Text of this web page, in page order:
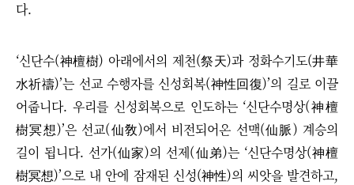
다.
‘신단수(神檀樹) 아래에서의 제천(祭天)과 정화수기도(井華
水祈禱)’는 선교 수행자를 신성회복(神性回復)’의 길로 이끌
어줍니다. 우리를 신성회복으로 인도하는 ‘신단수명상(神檀
樹冥想)’은 선교(仙敎)에서 비전되어온 선맥(仙脈) 계승의
길이 됩니다. 선가(仙家)의 선제(仙弟)는 ‘신단수명상(神檀
樹冥想)’으로 내 안에 잠재된 신성(神性)의 씨앗을 발견하고,